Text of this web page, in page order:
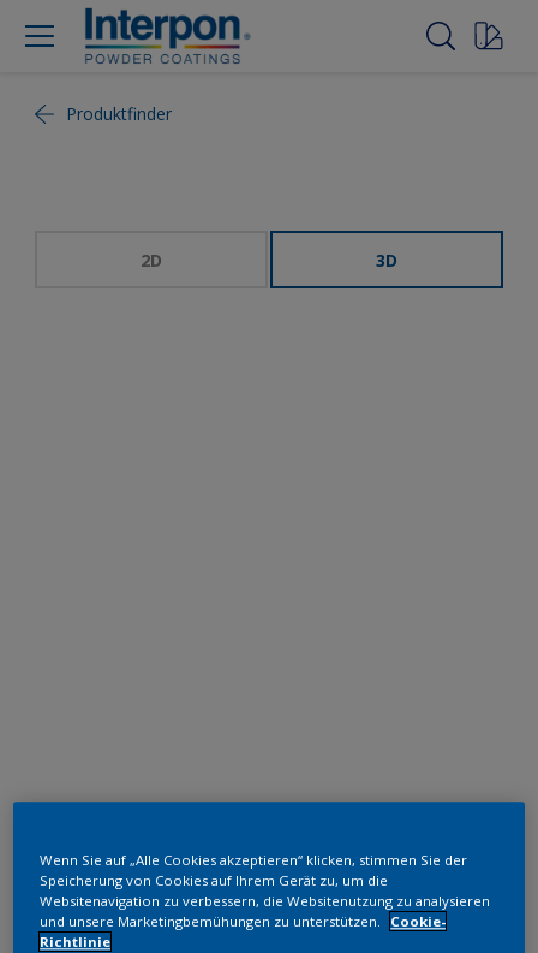
Produktfinder
2D 3D
RAL 3016
SGJ16G
Wenn Sie auf „Alle Cookies akzeptieren“ klicken, stimmen Sie der
Speicherung von Cookies auf Ihrem Gerät zu, um die
Websitenavigation zu verbessern, die Websitenutzung zu analysieren
und unsere Marketingbemühungen zu unterstützen.
Cookie-
Richtlinie